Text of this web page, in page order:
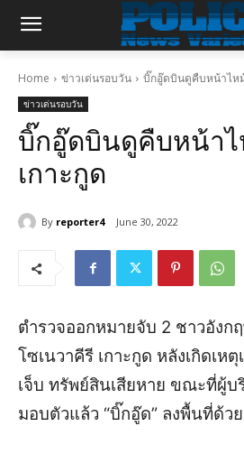
Home ข่าวเด่นรอบวัน บิ๊กอู๊ดบินดูคืบหน้าไหม้
ข่าวเด่นรอบวัน
บิ๊กอู๊ดบินดูคืบหน้าไ
เกาะกูด
By reporter4 June 30, 2022
ตำรวจออกหมายจับ 2 ชาวอังก
โซเนวาคีรี เกาะกูด หลังเกิดเห
เจ็บ ทรัพย์สินเสียหาย ขณะที่ผู้บ
มอบตัวแล้ว “บิ๊กอู๊ด” ลงพื้นที่ด้ว